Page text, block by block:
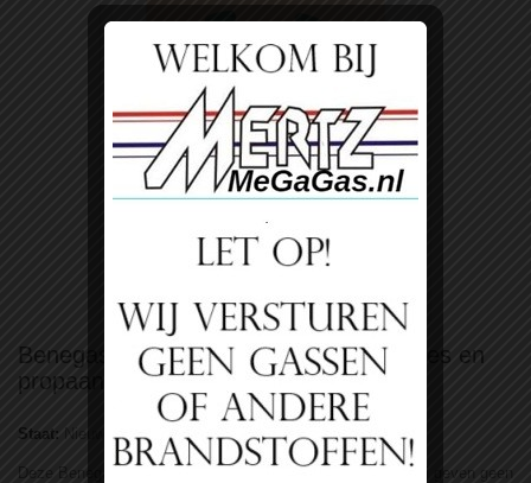
Bekijk groter
Benegas Light 10kg Propaan fles incl fles en
propaan
Staat: Nieuw product
Deze Benegas Lightweight fles met vulling en statiegeld, wij geven geen